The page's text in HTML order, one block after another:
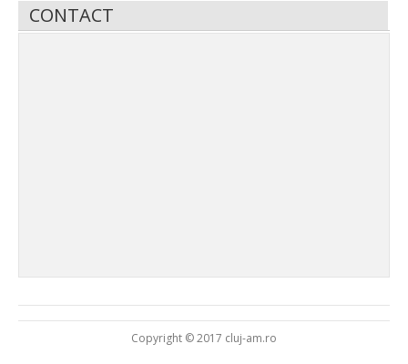
CONTACT
Copyright © 2017 cluj-am.ro